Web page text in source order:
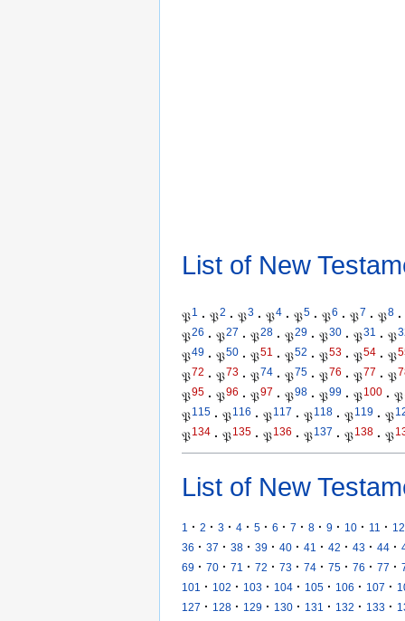
List of New
𝔓1 · 𝔓2 · 𝔓3 · 𝔓4 · 𝔓5 · 𝔓6 · 𝔓7 · 𝔓8 ·
𝔓26 · 𝔓27 · 𝔓28 · 𝔓29 · 𝔓30 · 𝔓31 · 𝔓
𝔓49 · 𝔓50 · 𝔓51 · 𝔓52 · 𝔓53 · 𝔓54 · 𝔓
𝔓72 · 𝔓73 · 𝔓74 · 𝔓75 · 𝔓76 · 𝔓77 · 𝔓
𝔓95 · 𝔓96 · 𝔓97 · 𝔓98 · 𝔓99 · 𝔓100 · 𝔓
𝔓115 · 𝔓116 · 𝔓117 · 𝔓118 · 𝔓119 · 𝔓
𝔓134 · 𝔓135 · 𝔓136 · 𝔓137 · 𝔓138 · 𝔓
List of New
1 · 2 · 3 · 4 · 5 · 6 · 7 · 8 · 9 · 10 · 11 · 12
36 · 37 · 38 · 39 · 40 · 41 · 42 · 43 · 44 ·
69 · 70 · 71 · 72 · 73 · 74 · 75 · 76 · 77 ·
101
· 102 · 103 · 104 · 105 · 106 · 107 ·
127 · 128 · 129 · 130 · 131 · 132 · 133 ·